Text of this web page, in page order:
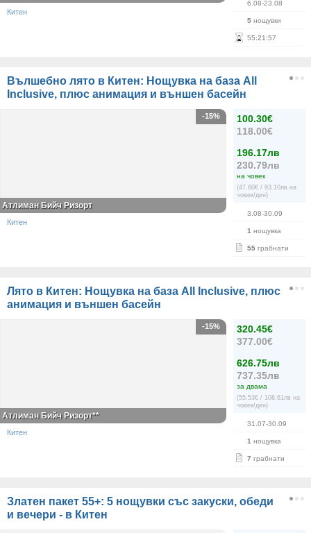
6.08-23.08
5 нощувки
55:21 :57
Китен
Вълшебно лято в Китен: Нощувка на база All
Inclusive, плюс анимация и външен басейн
100.30€
118.00€
196.17лв
230.79лв
на човек
(47.60€ / 93.10лв на
човек/ден)
3.08-30.09
1 нощувка
55 грабнати
-15%
Атлиман Бийч Ризорт
Китен
Лято в Китен: Нощувка на база All Inclusive, плюс
анимация и външен басейн
320.45€
377.00€
626.75лв
737.35лв
за двама
(55.53€ / 108.61лв на
човек/ден)
31.07-30.09
1 нощувка
7 грабнати
-15%
Атлиман Бийч Ризорт**
Китен
Златен пакет 55+: 5 нощувки със закуски, обеди
и вечери - в Китен